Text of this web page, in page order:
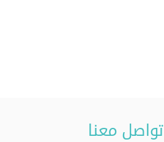
تواصل معنا